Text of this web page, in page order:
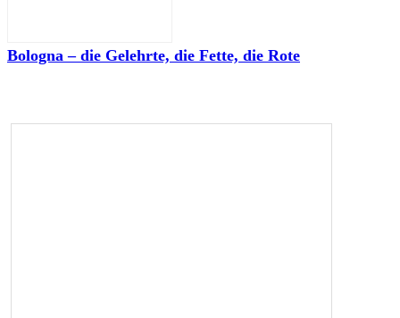
Bologna – die Gelehrte, die Fette, die Rote